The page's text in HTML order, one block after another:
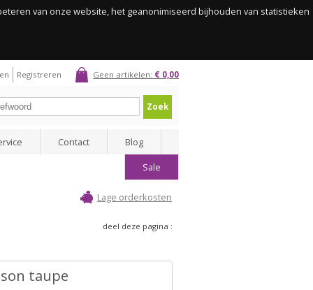
van onze website, het geanonimiseerd bijhouden van statistieken
Geen artikelen: € 0,00
Registreren
Zoek
Contact
Blog
Sale
Lage orderkosten
deel deze pagina :
taupe